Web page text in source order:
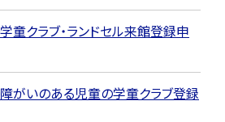
童クラブ・ランドセル来館登録申
がいのある児童の学童クラブ登録